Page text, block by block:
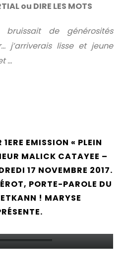
ou DIRE LES MOTS
de générosités
j’arriverais lisse et jeune
…
EMISSION « PLEIN
MALICK CATAYEE –
17 NOVEMBRE 2017.
PORTE-PAROLE DU
! MARYSE